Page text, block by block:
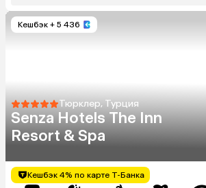
Кешбэк + 5 436
Тюрклер, Турция
Senza Hotels The Inn
Resort & Spa
Кешбэк 4% по карте Т-Банка